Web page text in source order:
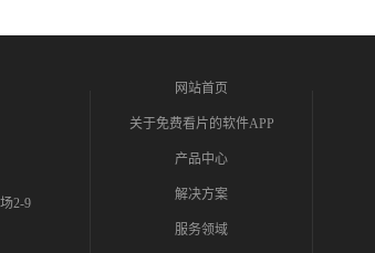
2-9
网站首页
关于免费看片的软件APP
产品中心
解决方案
服务领域